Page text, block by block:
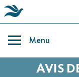
content
Menu
AVIS